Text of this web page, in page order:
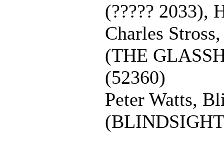
(????? 2033),
Charles
(THE
(52360)
Peter Watts,